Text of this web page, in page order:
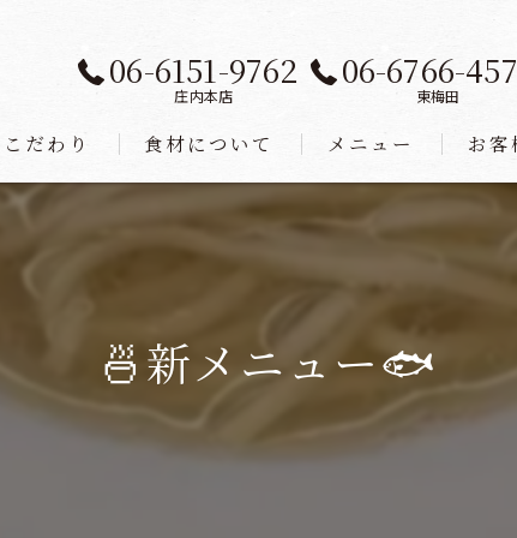
06-6151-9762
庄内本店
06-6766-
東梅田
こだわり 食材について メニュー お客
🍜新メニュー🐟